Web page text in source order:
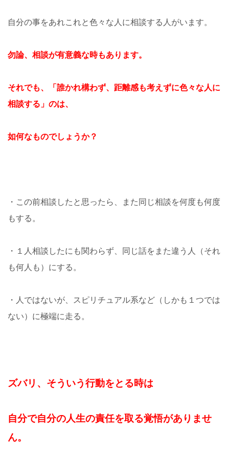
自分の事をあれこれと色々な人に相談する人がいます。
勿論、相談が有意義な時もあります。
それでも、「誰かれ構わず、距離感も考えずに色々な人に
相談する」のは、
如何なものでしょうか？
・この前相談したと思ったら、また同じ相談を何度も何度
もする。
・１人相談したにも関わらず、同じ話をまた違う人（それ
も何人も）にする。
・人ではないが、スピリチュアル系など（しかも１つでは
ない）に極端に走る。
ズバリ、そういう行動をとる時は
自分で自分の人生の責任を取る覚悟がありませ
ん。